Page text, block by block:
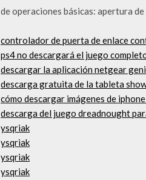
de operaciones básicas: apertura
controlador de puerta de enlace
ps4 no descargará el juego
descargar la aplicación netgear
descarga gratuita de la tableta
cómo descargar imágenes de
descarga del juego dreadnought
ysqriak
ysqriak
ysqriak
ysqriak